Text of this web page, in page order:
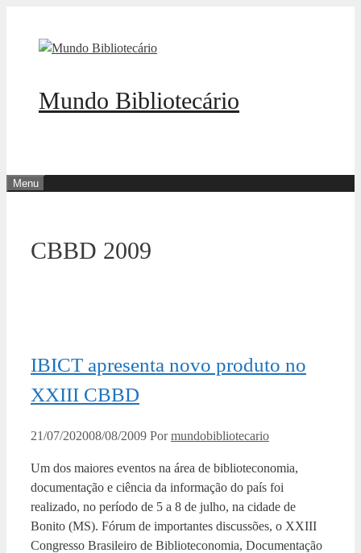
Mundo Bibliotecário
Menu
CBBD 2009
IBICT apresenta novo produto no
XXIII CBBD
21/07/202008/08/2009 Pormundobibliotecario
Um dos maiores eventos na área de biblioteconomia,
documentação e ciência da informação do país foi
realizado, no período de 5 a 8 de julho, na cidade de
Bonito (MS). Fórum de importantes discussões, o XXIII
Congresso Brasileiro de Biblioteconomia, Documentação